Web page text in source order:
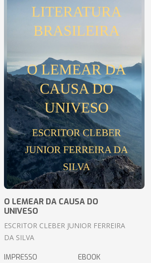
O LEMEAR DA CAUSA DO
UNIVESO
ESCRITOR CLEBER JUNIOR FERREIRA
DA SILVA
IMPRESSO EBOOK